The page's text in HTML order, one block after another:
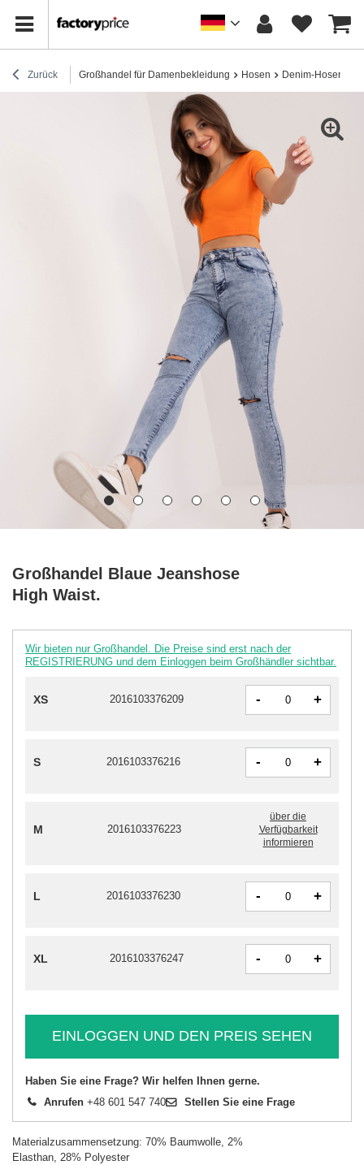
Zurück Großhandel für Damenbekleidung Hosen Denim-Hosen
Großhandel Blaue Jeanshose
High Waist.
Wir bieten nur Großhandel. Die Preise sind erst nach der
REGISTRIERUNG und dem Einloggen beim Großhändler sichtbar.
XS 2016103376209 - +
S 2016103376216 - +
M 2016103376223
über die
Verfügbarkeit
informieren
L 2016103376230 - +
XL 2016103376247 - +
EINLOGGEN UND DEN PREIS SEHEN
Haben Sie eine Frage? Wir helfen Ihnen gerne.
Anrufen +48 601 547 740 Stellen Sie eine Frage
Materialzusammensetzung: 70% Baumwolle, 2%
Elasthan, 28% Polyester